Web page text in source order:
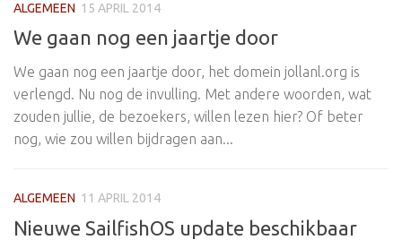
ALGEMEEN 15 APRIL 2014
We gaan nog een jaartje door
We gaan nog een jaartje door, het domein jollanl.org is
verlengd. Nu nog de invulling. Met andere woorden, wat
zouden jullie, de bezoekers, willen lezen hier? Of beter
nog, wie zou willen bijdragen aan...
ALGEMEEN 11 APRIL 2014
Nieuwe SailfishOS update beschikbaar